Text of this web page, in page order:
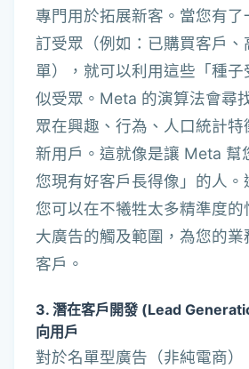
專門用於拓展新客。當您有了
訂受眾（例如：已購買客戶、
單），就可以利用這些「種
似受眾。Meta 的演算法會尋
眾在興趣、行為、人口統計
新用戶。這就像是讓 Meta 幫
您現有好客戶長得像」的人。
您可以在不犧牲太多精準度的
大廣告的觸及範圍，為您的
客戶。
3. 潛在客戶開發 (Lead
向用戶
對於名單型廣告（非純電商）